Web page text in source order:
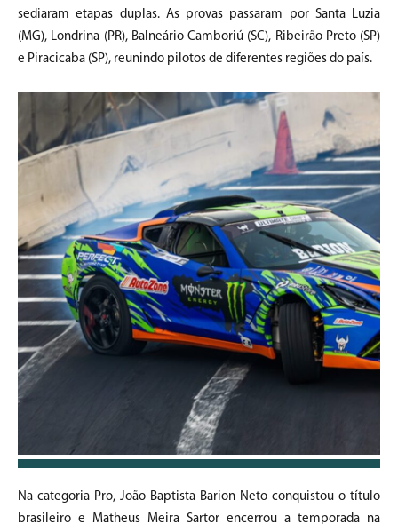
sediaram etapas duplas. As provas passaram por Santa Luzia
(MG), Londrina (PR), Balneário Camboriú (SC), Ribeirão Preto (SP)
e Piracicaba (SP), reunindo pilotos de diferentes regiões do país.
Na categoria Pro, João Baptista Barion Neto conquistou o título
brasileiro e Matheus Meira Sartor encerrou a temporada na